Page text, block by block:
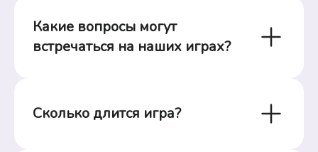
Какие вопросы могут
встречаться на наших играх?
Сколько длится игра?